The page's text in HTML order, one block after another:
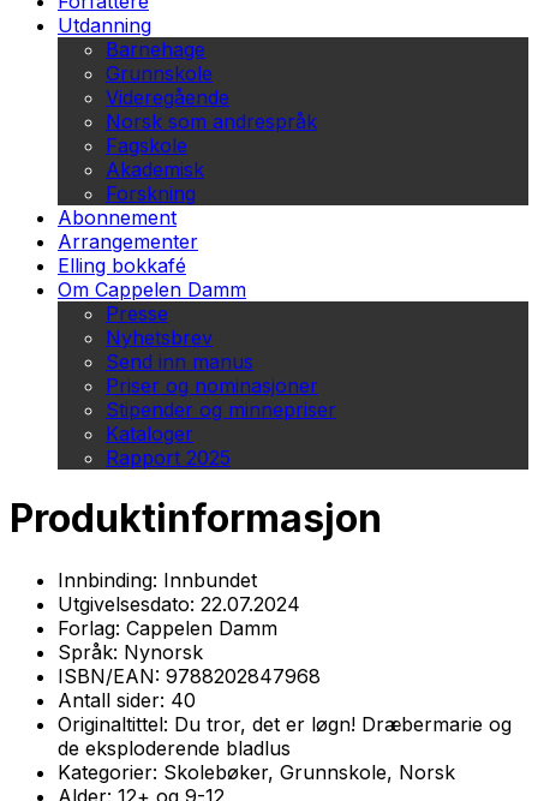
Utdanning
Barnehage
Grunnskole
Videregående
Norsk som andrespråk
Fagskole
Akademisk
Forskning
Abonnement
Arrangementer
Elling bokkafé
Om Cappelen Damm
Presse
Nyhetsbrev
Send inn manus
Priser og nominasjoner
Stipender og minnepriser
Kataloger
Rapport 2025
Produktinformasjon
Innbinding: Innbundet
Utgivelsesdato: 22.07.2024
Forlag: Cappelen Damm
Språk: Nynorsk
ISBN/EAN: 9788202847968
Antall sider: 40
Originaltittel: Du tror, det er løgn! Dræbermarie og
de eksploderende bladlus
Kategorier: Skolebøker, Grunnskole, Norsk
Alder: 12+ og 9-12